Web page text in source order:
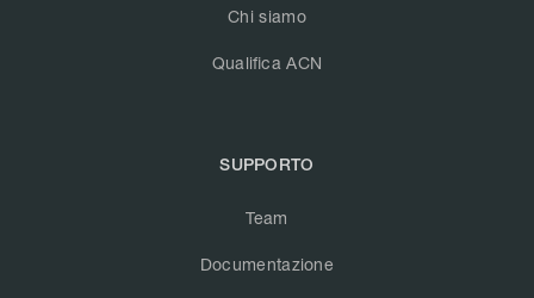
Chi siamo
Qualifica ACN
SUPPORTO
Team
Documentazione